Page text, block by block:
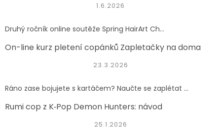
1.6.2026
Druhý ročník online soutěže Spring HairArt Ch...
On-line kurz pletení copánků Zapletačky na doma
23.3.2026
Ráno zase bojujete s kartáčem? Naučte se zaplétat ...
Rumi cop z K‑Pop Demon Hunters: návod
25.1.2026